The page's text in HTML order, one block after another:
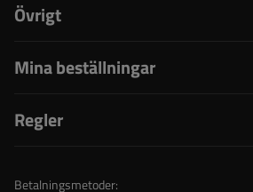
Övrigt
Mina beställningar
Regler
Betalningsmetoder: